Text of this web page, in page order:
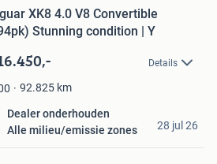
XK8 4.0 V8 Convertible
Stunning condition | Y
Details
92.825 km
Dealer onderhouden
Alle milieu/emissie zones
28 jul 26